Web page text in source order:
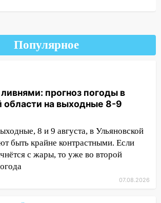
бесплатно покажут
под открытым небом
отечественный прибор для
могут вернуть деньги
закрывшегося фитнес-
Fitness»
вмешательства
Популярное
прогноз погоды в
области на выходные 8-9
8 и 9 августа, в Ульяновской
быть крайне контрастными. Если
с жары, то уже во второй
07.08.2026